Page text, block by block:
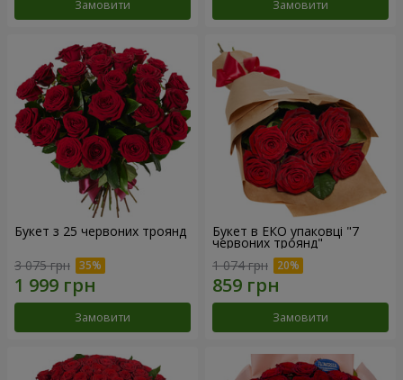
Замовити Замовити
Букет з 25 червоних троянд
3 075 грн
Замовити
Букет в ЕКО упаковці "7
червоних троянд"
1 074 грн
Замовити